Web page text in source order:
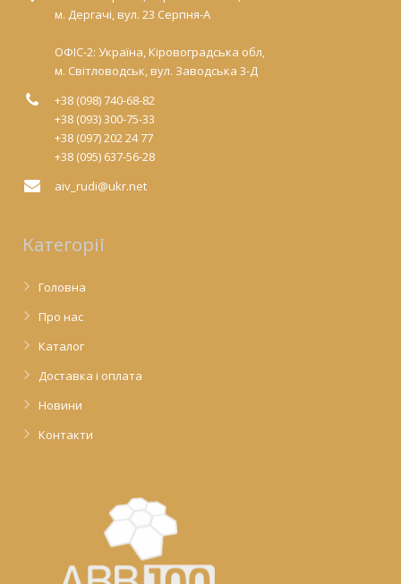
м. Дергачі, вул. 23 Серпня-А
ОФІС-2: Україна, Кіровоградська обл,
м. Світловодськ, вул. Заводська 3-Д
+38 (098) 740-68-82
+38 (093) 300-75-33
+38 (097) 202 24 77
+38 (095) 637-56-28
aiv_rudi@ukr.net
Категорії
Головна
Про нас
Каталог
Доставка і оплата
Новини
Контакти